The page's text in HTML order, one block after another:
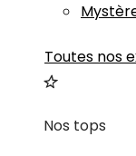
Toutes nos
Nos tops